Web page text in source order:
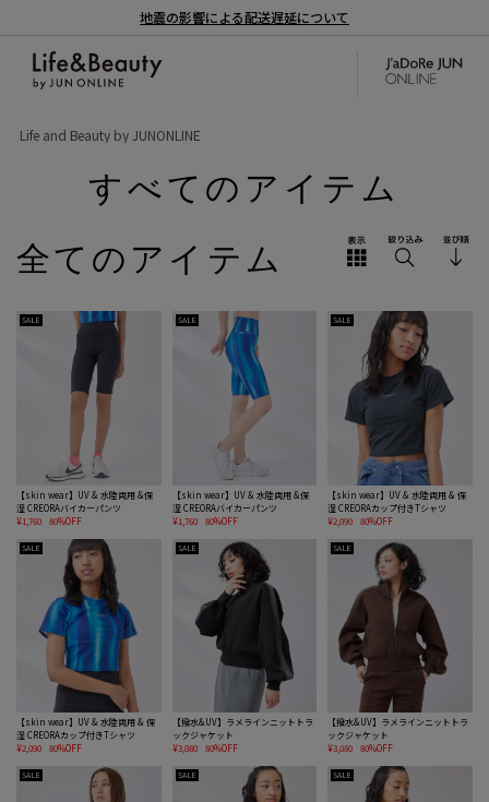
地震の影響による配送遅延について
Life and Beauty by JUNONLINE
すべてのアイテム
全てのアイテム
SALE
【skin wear】UV & 水陸両用 &保
湿 CREORAバイカーパンツ
¥1,760
80%OFF
SALE
【skin wear】UV & 水陸両用 &保
湿 CREORAバイカーパンツ
¥1,760
80%OFF
SALE
【skin wear】UV & 水陸両用 & 保
湿 CREORAカップ付きTシャツ
¥2,090
80%OFF
SALE
【skin wear】UV & 水陸両用 & 保
湿 CREORAカップ付きTシャツ
¥2,090
80%OFF
SALE
【撥水&UV】ラメラインニットトラ
ックジャケット
¥3,080
80%OFF
SALE
【撥水&UV】ラメラインニットトラ
ックジャケット
¥3,080
80%OFF
SALE SALE SALE